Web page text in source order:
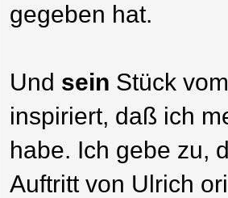
gegeben hat.
Und sein Stück
inspiriert, daß ich
habe. Ich gebe zu,
Auftritt von Ulrich